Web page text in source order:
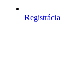
Registrácia